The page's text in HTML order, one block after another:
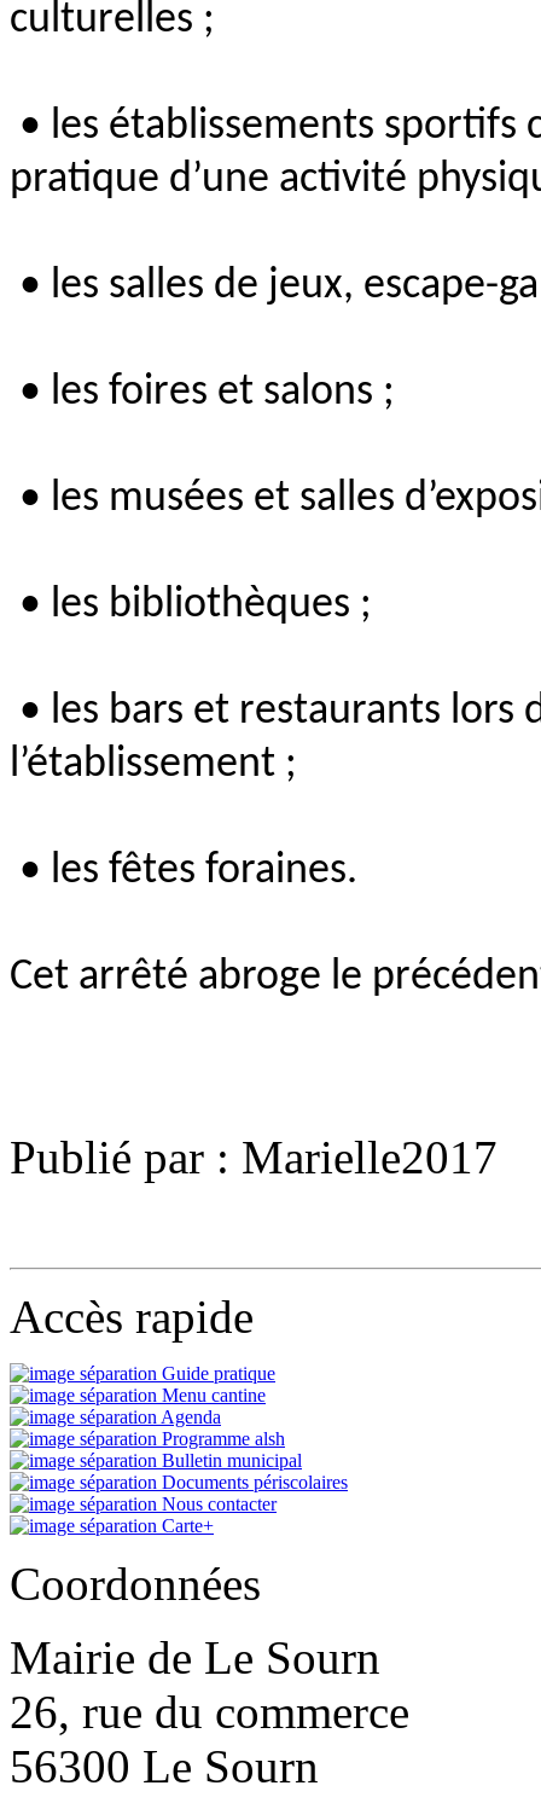
culturelles ;
• les établissements sportifs
pratique d’une activité
• les salles de jeux, escape-
• les foires et salons ;
• les musées et salles
• les bibliothèques ;
• les bars et restaurants lors
l’établissement ;
• les fêtes foraines.
Cet arrêté abroge le
Publié par : Marielle2017
Accès rapide
Guide pratique
Menu cantine
Agenda
Programme alsh
Bulletin municipal
Documents périscolaires
Nous contacter
Carte+
Coordonnées
Mairie de Le Sourn
26, rue du commerce
56300 Le Sourn